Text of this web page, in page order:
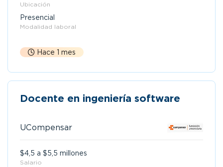
Ubicación
Presencial
Modalidad laboral
Hace 1 mes
Docente en ingeniería software
UCompensar
$4,5 a $5,5 millones
Salario